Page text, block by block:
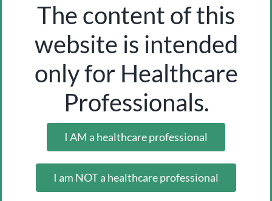
The content of this
website is intended
only for Healthcare
Professionals.
I AM a healthcare professional
I am NOT a healthcare professional